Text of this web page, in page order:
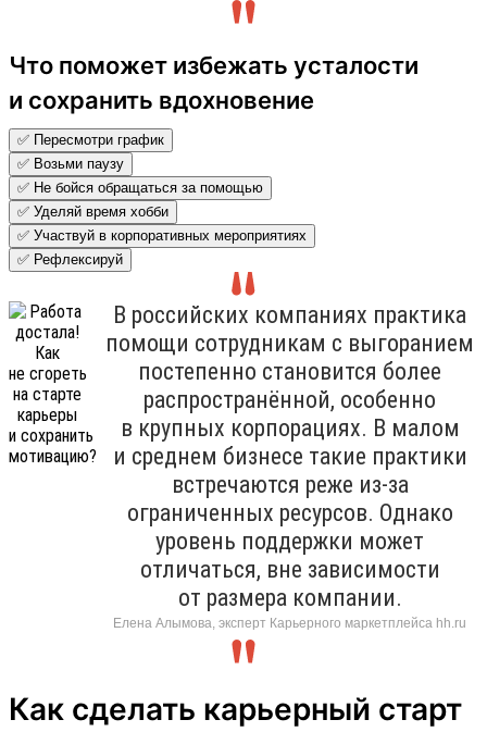
Что поможет избежать усталости
и сохранить вдохновение
✅ Пересмотри график
✅ Возьми паузу
✅ Не бойся обращаться за помощью
✅ Уделяй время хобби
✅ Участвуй в корпоративных мероприятиях
✅ Рефлексируй
В российских компаниях практика
помощи сотрудникам с выгоранием
постепенно становится более
распространённой, особенно
в крупных корпорациях. В малом
и среднем бизнесе такие практики
встречаются реже из-за
ограниченных ресурсов. Однако
уровень поддержки может
отличаться, вне зависимости
от размера компании.
Елена Алымова, эксперт Карьерного маркетплейса hh.ru
Как сделать карьерный старт